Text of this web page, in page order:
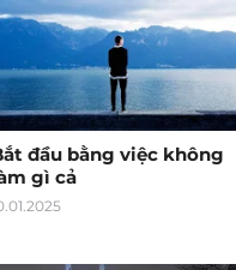
đầu bằng việc không
gì cả